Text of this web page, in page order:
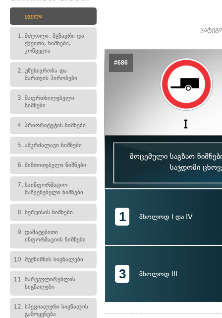
ყველა
1. მძღოლი, მგზავრი და
ქვეითი, ნიშნები,
კონვეცია
2. უწესივრობა და
მართვის პირობები
3. მაფრთხილებელი
ნიშნები
4. პრიორიტეტის ნიშნები
5. ამკრძალავი ნიშნები
6. მიმთითებელი ნიშნები
7. საინფორმაციო-
მაჩვენებელი ნიშნები
8. სერვისის ნიშნები
9. დამატებითი
ინფორმაციის ნიშნები
10. შუქნიშნის სიგნალები
11. მარეგულირებლის
სიგნალები
12. სპეციალური სიგნალის
გამოყენება
#686
მოცემული საგზაო
საჯდომი
1 მხოლოდ I და IV
3 მხოლოდ III